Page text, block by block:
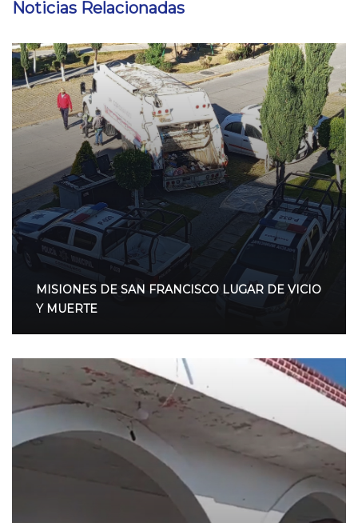
Noticias Relacionadas
MISIONES DE SAN FRANCISCO LUGAR DE VICIO
Y MUERTE